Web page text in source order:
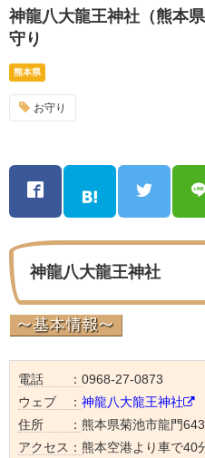
神龍八大龍王神社（熊本
守り
熊本県
お守り
神龍八大龍王神社
電話 ： 0968-27-0873
ウェブ ： 神龍八大龍王神社
住所 ： 熊本県菊池市龍門643
アクセス： 熊本空港より車で